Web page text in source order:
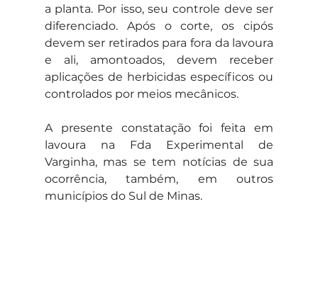
a planta. Por isso, seu controle deve ser
diferenciado. Após o corte, os cipós
devem ser retirados para fora da lavoura
e ali, amontoados, devem receber
aplicações de herbicidas específicos ou
controlados por meios mecânicos.
A presente constatação foi feita em
lavoura na Fda Experimental de
Varginha, mas se tem notícias de sua
ocorrência, também, em outros
municípios do Sul de Minas.